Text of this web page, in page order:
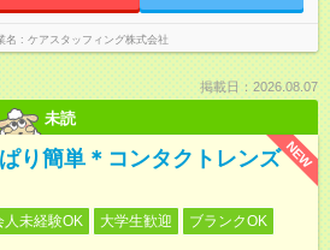
名 ケアスタッフィング株式会社
掲載日：2026.08.07
未読
NEW
り簡単＊コンタクトレンズ
人未経験OK 大学生歓迎
ブランクOK